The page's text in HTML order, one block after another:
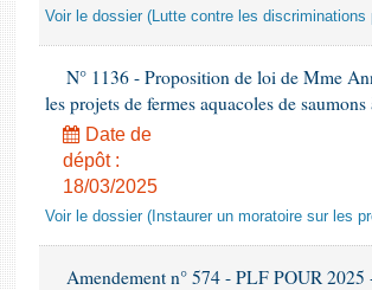
Dossiers législatifs
Questions écrites et orales
Comptes rendus des débats
Voir le dossier (Lutte contre les
N° 1136 - Proposition de loi de Mme
les projets de fermes aquacoles de
Date de
dépôt :
18/03/2025
Voir le dossier (Instaurer un moratoire sur les
Amendement n° 574 - PLF POUR 2025